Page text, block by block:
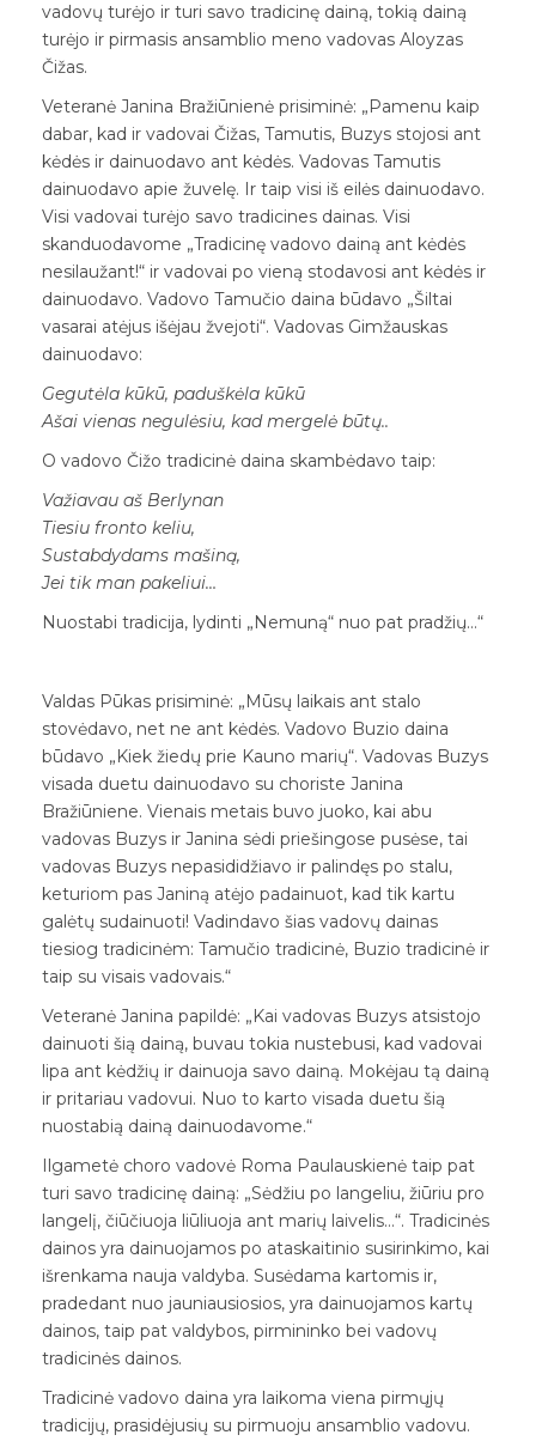
vadovų turėjo ir turi savo tradicinę dainą, tokią dainą
turėjo ir pirmasis ansamblio meno vadovas Aloyzas
Čižas.
Veteranė Janina Bražiūnienė prisiminė: „Pamenu kaip
dabar, kad ir vadovai Čižas, Tamutis, Buzys stojosi ant
kėdės ir dainuodavo ant kėdės. Vadovas Tamutis
dainuodavo apie žuvelę. Ir taip visi iš eilės dainuodavo.
Visi vadovai turėjo savo tradicines dainas. Visi
skanduodavome „Tradicinę vadovo dainą ant kėdės
nesilaužant!“ ir vadovai po vieną stodavosi ant kėdės ir
dainuodavo. Vadovo Tamučio daina būdavo „Šiltai
vasarai atėjus išėjau žvejoti“. Vadovas Gimžauskas
dainuodavo:
Gegutėla kūkū, paduškėla kūkū
Ašai vienas negulėsiu, kad mergelė būtų..
O vadovo Čižo tradicinė daina skambėdavo taip:
Važiavau aš Berlynan
Tiesiu fronto keliu,
Sustabdydams mašiną,
Jei tik man pakeliui…
Nuostabi tradicija, lydinti „Nemuną“ nuo pat pradžių…“
Valdas Pūkas prisiminė: „Mūsų laikais ant stalo
stovėdavo, net ne ant kėdės. Vadovo Buzio daina
būdavo „Kiek žiedų prie Kauno marių“. Vadovas Buzys
visada duetu dainuodavo su choriste Janina
Bražiūniene. Vienais metais buvo juoko, kai abu
vadovas Buzys ir Janina sėdi priešingose pusėse, tai
vadovas Buzys nepasididžiavo ir palindęs po stalu,
keturiom pas Janiną atėjo padainuot, kad tik kartu
galėtų sudainuoti! Vadindavo šias vadovų dainas
tiesiog tradicinėm: Tamučio tradicinė, Buzio tradicinė ir
taip su visais vadovais.“
Veteranė Janina papildė: „Kai vadovas Buzys atsistojo
dainuoti šią dainą, buvau tokia nustebusi, kad vadovai
lipa ant kėdžių ir dainuoja savo dainą. Mokėjau tą dainą
ir pritariau vadovui. Nuo to karto visada duetu šią
nuostabią dainą dainuodavome.“
Ilgametė choro vadovė Roma Paulauskienė taip pat
turi savo tradicinę dainą: „Sėdžiu po langeliu, žiūriu pro
langelį, čiūčiuoja liūliuoja ant marių laivelis…“. Tradicinės
dainos yra dainuojamos po ataskaitinio susirinkimo, kai
išrenkama nauja valdyba. Susėdama kartomis ir,
pradedant nuo jauniausiosios, yra dainuojamos kartų
dainos, taip pat valdybos, pirmininko bei vadovų
tradicinės dainos.
Tradicinė vadovo daina yra laikoma viena pirmųjų
tradicijų, prasidėjusių su pirmuoju ansamblio vadovu.